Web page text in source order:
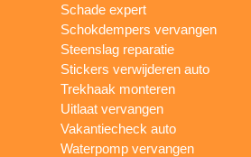
Schade expert
Schokdempers vervangen
Steenslag reparatie
Stickers verwijderen auto
Trekhaak monteren
Uitlaat vervangen
Vakantiecheck auto
Waterpomp vervangen